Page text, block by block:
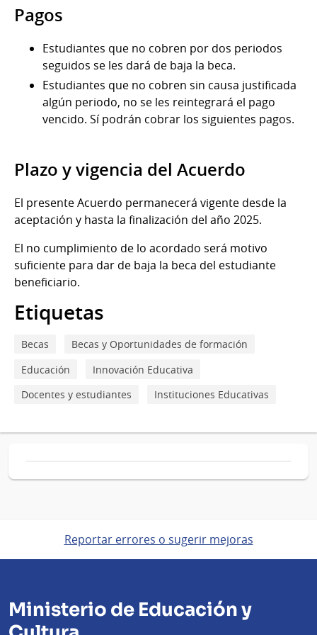
Pagos
Estudiantes que no cobren por dos periodos
seguidos se les dará de baja la beca.
Estudiantes que no cobren sin causa justificada
algún periodo, no se les reintegrará el pago
vencido. Sí podrán cobrar los siguientes pagos.
Plazo y vigencia del Acuerdo
El presente Acuerdo permanecerá vigente desde la
aceptación y hasta la finalización del año 2025.
El no cumplimiento de lo acordado será motivo
suficiente para dar de baja la beca del estudiante
beneficiario.
Etiquetas
Becas
Becas y Oportunidades de formación
Educación
Innovación Educativa
Docentes y estudiantes
Instituciones Educativas
Reportar errores o sugerir mejoras
Ministerio de Educación y